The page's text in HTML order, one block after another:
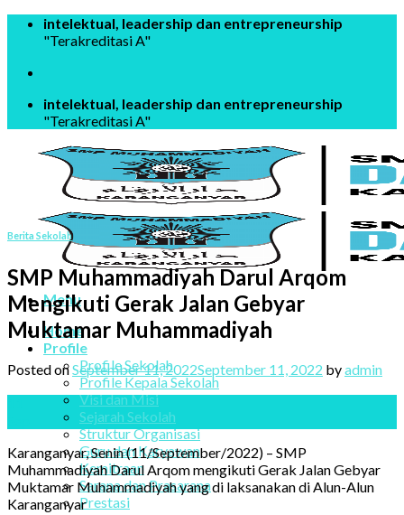
Skip
intelektual, leadership dan entrepreneurship
"Terakreditasi A"
intelektual, leadership dan entrepreneurship
"Terakreditasi A"
Menu
Home
Profile
Profile Sekolah
Profile Kepala Sekolah
Visi dan Misi
Sejarah Sekolah
Struktur Organisasi
Guru dan Karyawan
Kemitraan
Sarana dan Prasarana
Prestasi
Berita Sekolah
SMP Muhammadiyah Darul Arqom
Mengikuti Gerak Jalan Gebyar
Muktamar Muhammadiyah
Posted onSeptember 11, 2022September 11, 2022 byadmin
Karanganyar, Senin (11/September/2022) – SMP
Muhammadiyah Darul Arqom mengikuti Gerak Jalan Gebyar
Muktamar Muhammadiyah yang di laksanakan di Alun-Alun
Karanganyar